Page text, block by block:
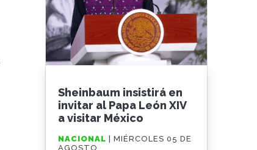
Sheinbaum insistirá en
invitar al Papa León XIV
a visitar México
NACIONAL
| MIÉRCOLES 05 DE
AGOSTO